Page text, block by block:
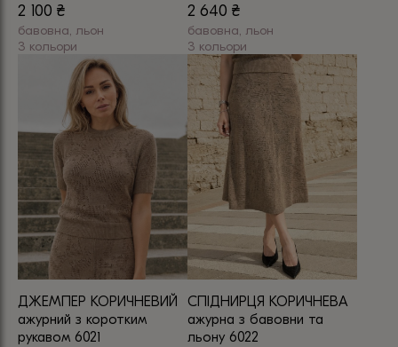
2 100 ₴
бавовна, льон
3 кольори
кілька
варіантів.
Параметри
можна
вибрати
на
сторінці
2 640 ₴
бавовна, льон
3 кольори
Цей
товар
має
кілька
варіантів.
Параметри
можна
вибрати
на
сторінці
ДЖЕМПЕР КОРИЧНЕВИЙ
ажурний з коротким
рукавом 6021
СПІДНИРЦЯ КОРИЧНЕВА
ажурна з бавовни та
льону 6022